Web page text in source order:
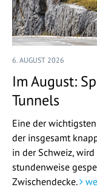
6. AUGUST 2026
Im August:
Tunnels
Eine der
der insgesamt
in der Schweiz,
stundenweise
Zwischendecke.